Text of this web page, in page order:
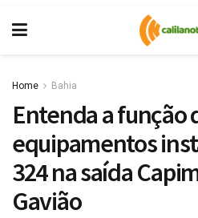
Home Bahia
Entenda a função
equipamentos
324 na saída
Gavião